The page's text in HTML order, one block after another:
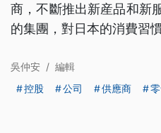
商，不斷推出新産品和新
的集團，對日本的消費習
吳仲安 / 編輯
控股
公司 供應商